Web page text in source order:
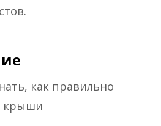
как правильно
крыши